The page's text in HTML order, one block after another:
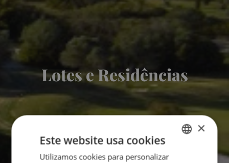
Lotes e Residências
×
Este website usa cookies
Utilizamos cookies para personalizar